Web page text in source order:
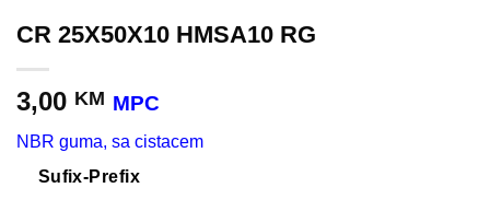
CR 25X50X10 HMSA10 RG
3,00 KM MPC
NBR guma, sa cistacem
Sufix-Prefix